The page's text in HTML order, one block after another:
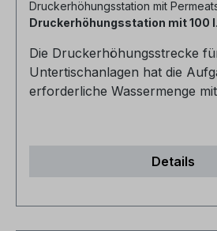
Druckerhöhungsstation mit
Druckerhöhungsstation mit 100 l
Die Druckerhöhungsstrecke
Untertischanlagen hat die
erforderliche Wassermenge
bereitzustellen. Zu diesen
gehören unter anderem
Containerwaschanlagen,
die Druckerhöhung wird
Details